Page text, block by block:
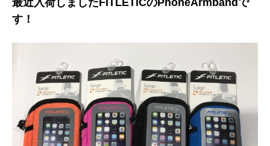
最近入荷しましたFITLETICのPhoneArmbandで
す！